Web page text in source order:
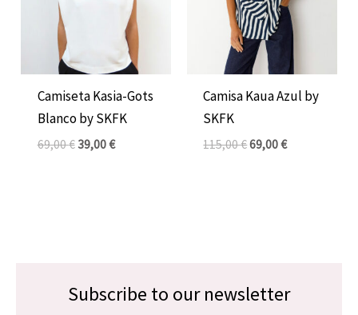
Camiseta Kasia-Gots
Blanco by SKFK
69,00€ 39,00€
Camisa Kaua Azul by
SKFK
115,00€69,00€
Subscribe to our newsletter